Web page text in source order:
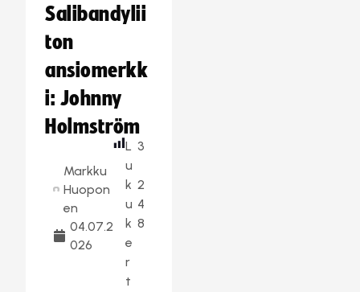
Salibandylii
ton
ansiomerkk
i: Johnny
Holmström
Markku
Huopon
en
04.07.2
026
L
u
k
u
k
e
r
t
3
2
4
8